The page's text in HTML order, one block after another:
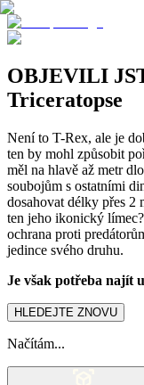
OBJEVILI
Triceratopse
Není to T-Rex, ale je
ten by mohl způsobit
měl na hlavě až metr
soubojům s ostatními
dosahovat délky přes 2
ten jeho ikonický
ochrana proti
jedince svého druhu.
Je však potřeba najít
HLEDEJTE ZNOVU
Načítám...